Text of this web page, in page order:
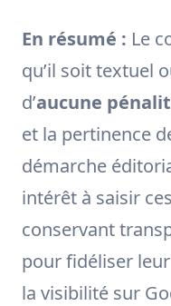
En résumé : Le
qu’il soit textuel
d’aucune
et la pertinence
démarche
intérêt à saisir
conservant
pour fidéliser
la visibilité sur